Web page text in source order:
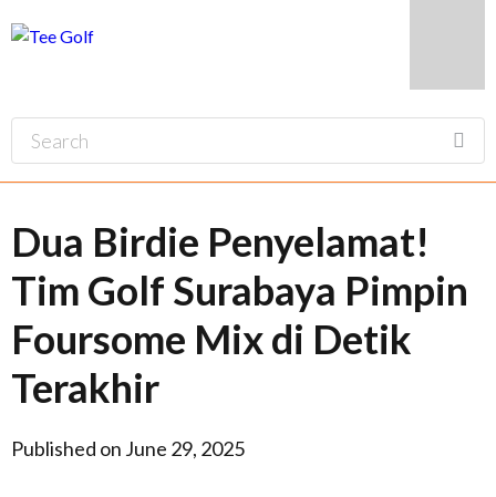
Dua Birdie Penyelamat!
Tim Golf Surabaya Pimpin
Foursome Mix di Detik
Terakhir
Published on June 29, 2025